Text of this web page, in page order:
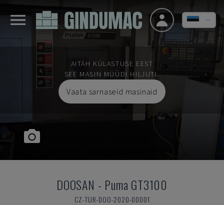
AITÄH KÜLASTUSE EEST
SEE MASIN MÜÜDI HILJUTI.
Vaata sarnaseid masinaid
DOOSAN - Puma GT3100
CZ-TUR-DOO-2020-00001